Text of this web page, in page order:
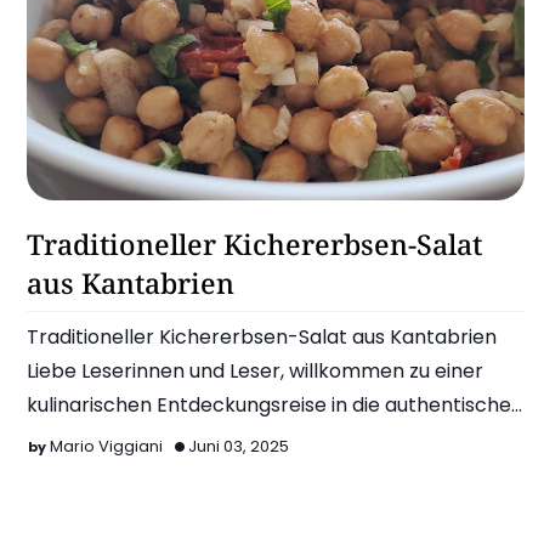
Gesunde Ernährung
Traditioneller Kichererbsen-Salat
aus Kantabrien
Traditioneller Kichererbsen-Salat aus Kantabrien
Liebe Leserinnen und Leser, willkommen zu einer
kulinarischen Entdeckungsreise in die authentische
Küche K…
Mario Viggiani Juni 03, 2025